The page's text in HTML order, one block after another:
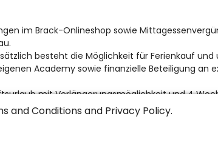
im Brack-Onlineshop sowie
besteht die Möglichkeit für Ferienkauf und
Academy sowie finanzielle Beteiligung an
mit Verlängerungsmöglichkeit und 4
Lohnfortzahlung sowie vollständige Finanzierung der
and Conditions and Privacy Policy.